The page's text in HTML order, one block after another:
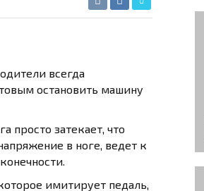
всегда
остановить машину
просто затекает, что
в ноге, ведет к
имитирует педаль,